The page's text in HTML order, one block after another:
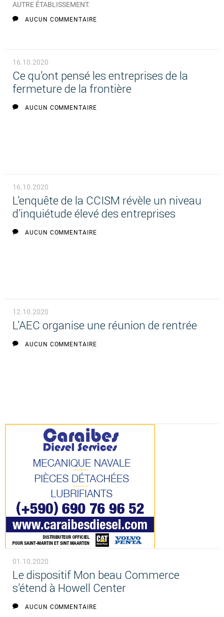
AUTRE ÉTABLISSEMENT.
AUCUN COMMENTAIRE
16.10.2020
Ce qu'ont pensé les entreprises de la
fermeture de la frontière
AUCUN COMMENTAIRE
16.10.2020
L'enquête de la CCISM révèle un niveau
d'inquiétude élevé des entreprises
AUCUN COMMENTAIRE
12.10.2020
L'AEC organise une réunion de rentrée
AUCUN COMMENTAIRE
01.10.2020
Le dispositif Mon beau Commerce
s'étend à Howell Center
AUCUN COMMENTAIRE